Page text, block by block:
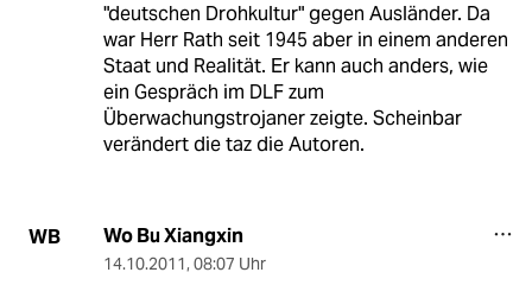
"deutschen Drohkultur" gegen Ausländer. Da
war Herr Rath seit 1945 aber in einem anderen
Staat und Realität. Er kann auch anders, wie
ein Gespräch im DLF zum
Überwachungstrojaner zeigte. Scheinbar
verändert die taz die Autoren.
WB Wo Bu Xiangxin
14.10.2011, 08:07 Uhr